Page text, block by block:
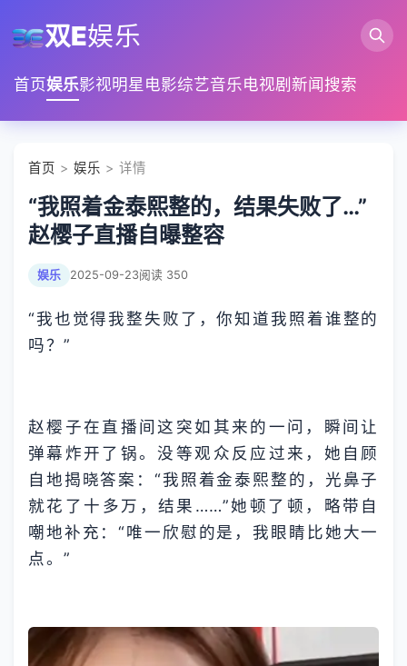
双E娱乐
首页娱乐影视明星电影综艺音乐电视剧 新闻搜索
首页 > 娱乐 > 详情
“我照着金泰熙整的，结果失败了…”
赵樱子直播自曝整容
娱乐 2025-09-23阅读 350
“我也觉得我整失败了，你知道我照着谁整的
吗？”
赵樱子在直播间这突如其来的一问，瞬间让
弹幕炸开了锅。没等观众反应过来，她自顾
自地揭晓答案：“我照着金泰熙整的，光鼻子
就花了十多万，结果……”她顿了顿，略带自
嘲地补充：“唯一欣慰的是，我眼睛比她大一
点。”